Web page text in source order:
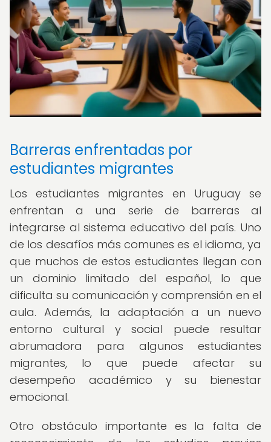
Barreras enfrentadas por
estudiantes migrantes
Los estudiantes migrantes en Uruguay se
enfrentan a una serie de barreras al
integrarse al sistema educativo del país. Uno
de los desafíos más comunes es el idioma, ya
que muchos de estos estudiantes llegan con
un dominio limitado del español, lo que
dificulta su comunicación y comprensión en el
aula. Además, la adaptación a un nuevo
entorno cultural y social puede resultar
abrumadora para algunos estudiantes
migrantes, lo que puede afectar su
desempeño académico y su bienestar
emocional.
Otro obstáculo importante es la falta de